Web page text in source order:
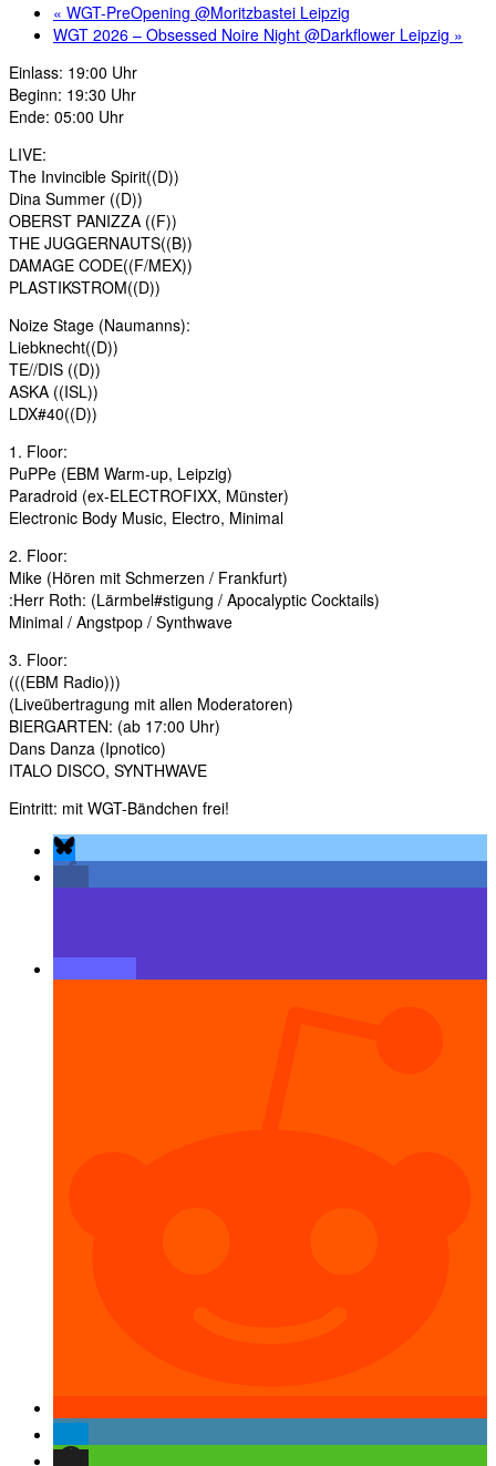
« WGT-PreOpening @Moritzbastei Leipzig
WGT 2026 – Obsessed Noire Night @Darkflower Leipzig »
Einlass: 19:00 Uhr
Beginn: 19:30 Uhr
Ende: 05:00 Uhr
LIVE:
The Invincible Spirit((D))
Dina Summer ((D))
OBERST PANIZZA ((F))
THE JUGGERNAUTS((B))
DAMAGE CODE((F/MEX))
PLASTIKSTROM((D))
Noize Stage (Naumanns):
Liebknecht((D))
TE//DIS ((D))
ASKA ((ISL))
LDX#40((D))
1. Floor:
PuPPe (EBM Warm-up, Leipzig)
Paradroid (ex-ELECTROFIXX, Münster)
Electronic Body Music, Electro, Minimal
2. Floor:
Mike (Hören mit Schmerzen / Frankfurt)
:Herr Roth: (Lärmbel#stigung / Apocalyptic Cocktails)
Minimal / Angstpop / Synthwave
3. Floor:
(((EBM Radio)))
(Liveübertragung mit allen Moderatoren)
BIERGARTEN: (ab 17:00 Uhr)
Dans Danza (Ipnotico)
ITALO DISCO, SYNTHWAVE
Eintritt: mit WGT-Bändchen frei!